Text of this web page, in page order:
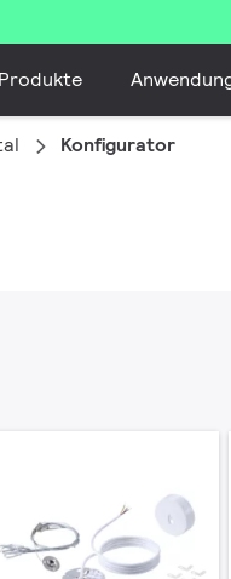
Produkte
Konfigurator